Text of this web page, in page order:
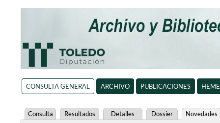
CONSULTA GENERAL ARCHIVO PUBLICACIONES
Consulta Resultados Detalles Dossier Novedades